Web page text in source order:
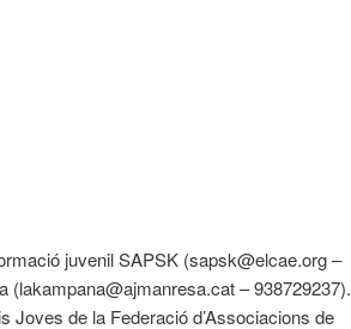
juvenil SAPSK (sapsk@elcae.org –
(lakampana@ajmanresa.cat – 938729237).
Joves de la Federació d’Associacions de